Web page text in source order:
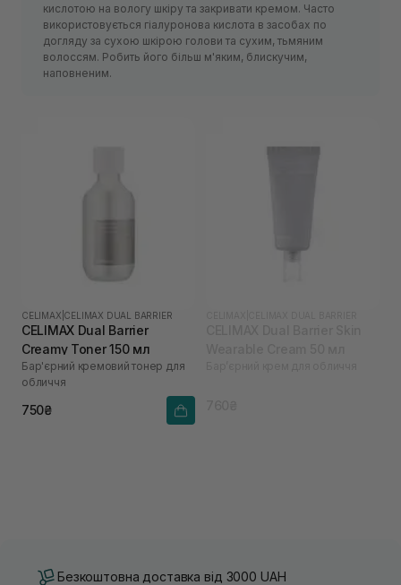
кислотою на вологу шкіру та закривати кремом. Часто
використовується гіалуронова кислота в засобах по
догляду за сухою шкірою голови та сухим, тьмяним
волоссям. Робить його більш м'яким, блискучим,
наповненим.
CELIMAX CELIMAX DUAL BARRIER
CELIMAX Dual Barrier
Creamy Toner 150 мл
Бар'єрний кремовий тонер для
обличчя
750₴
Безкоштовна доставка від 3000 UAH